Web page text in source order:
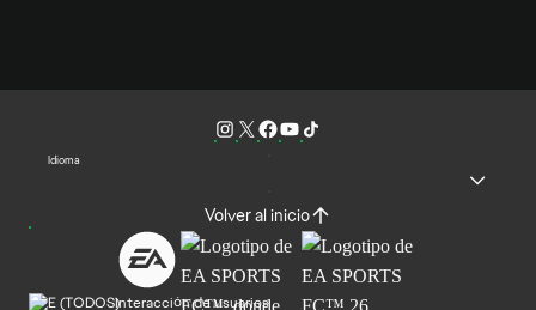
Idioma
Volver al inicio
Interacción de usuarios